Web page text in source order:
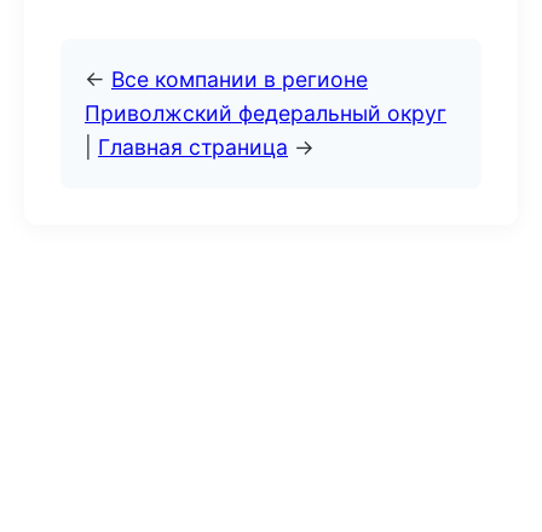
← Все компании в регионе
Приволжский федеральный округ
Главная страница →